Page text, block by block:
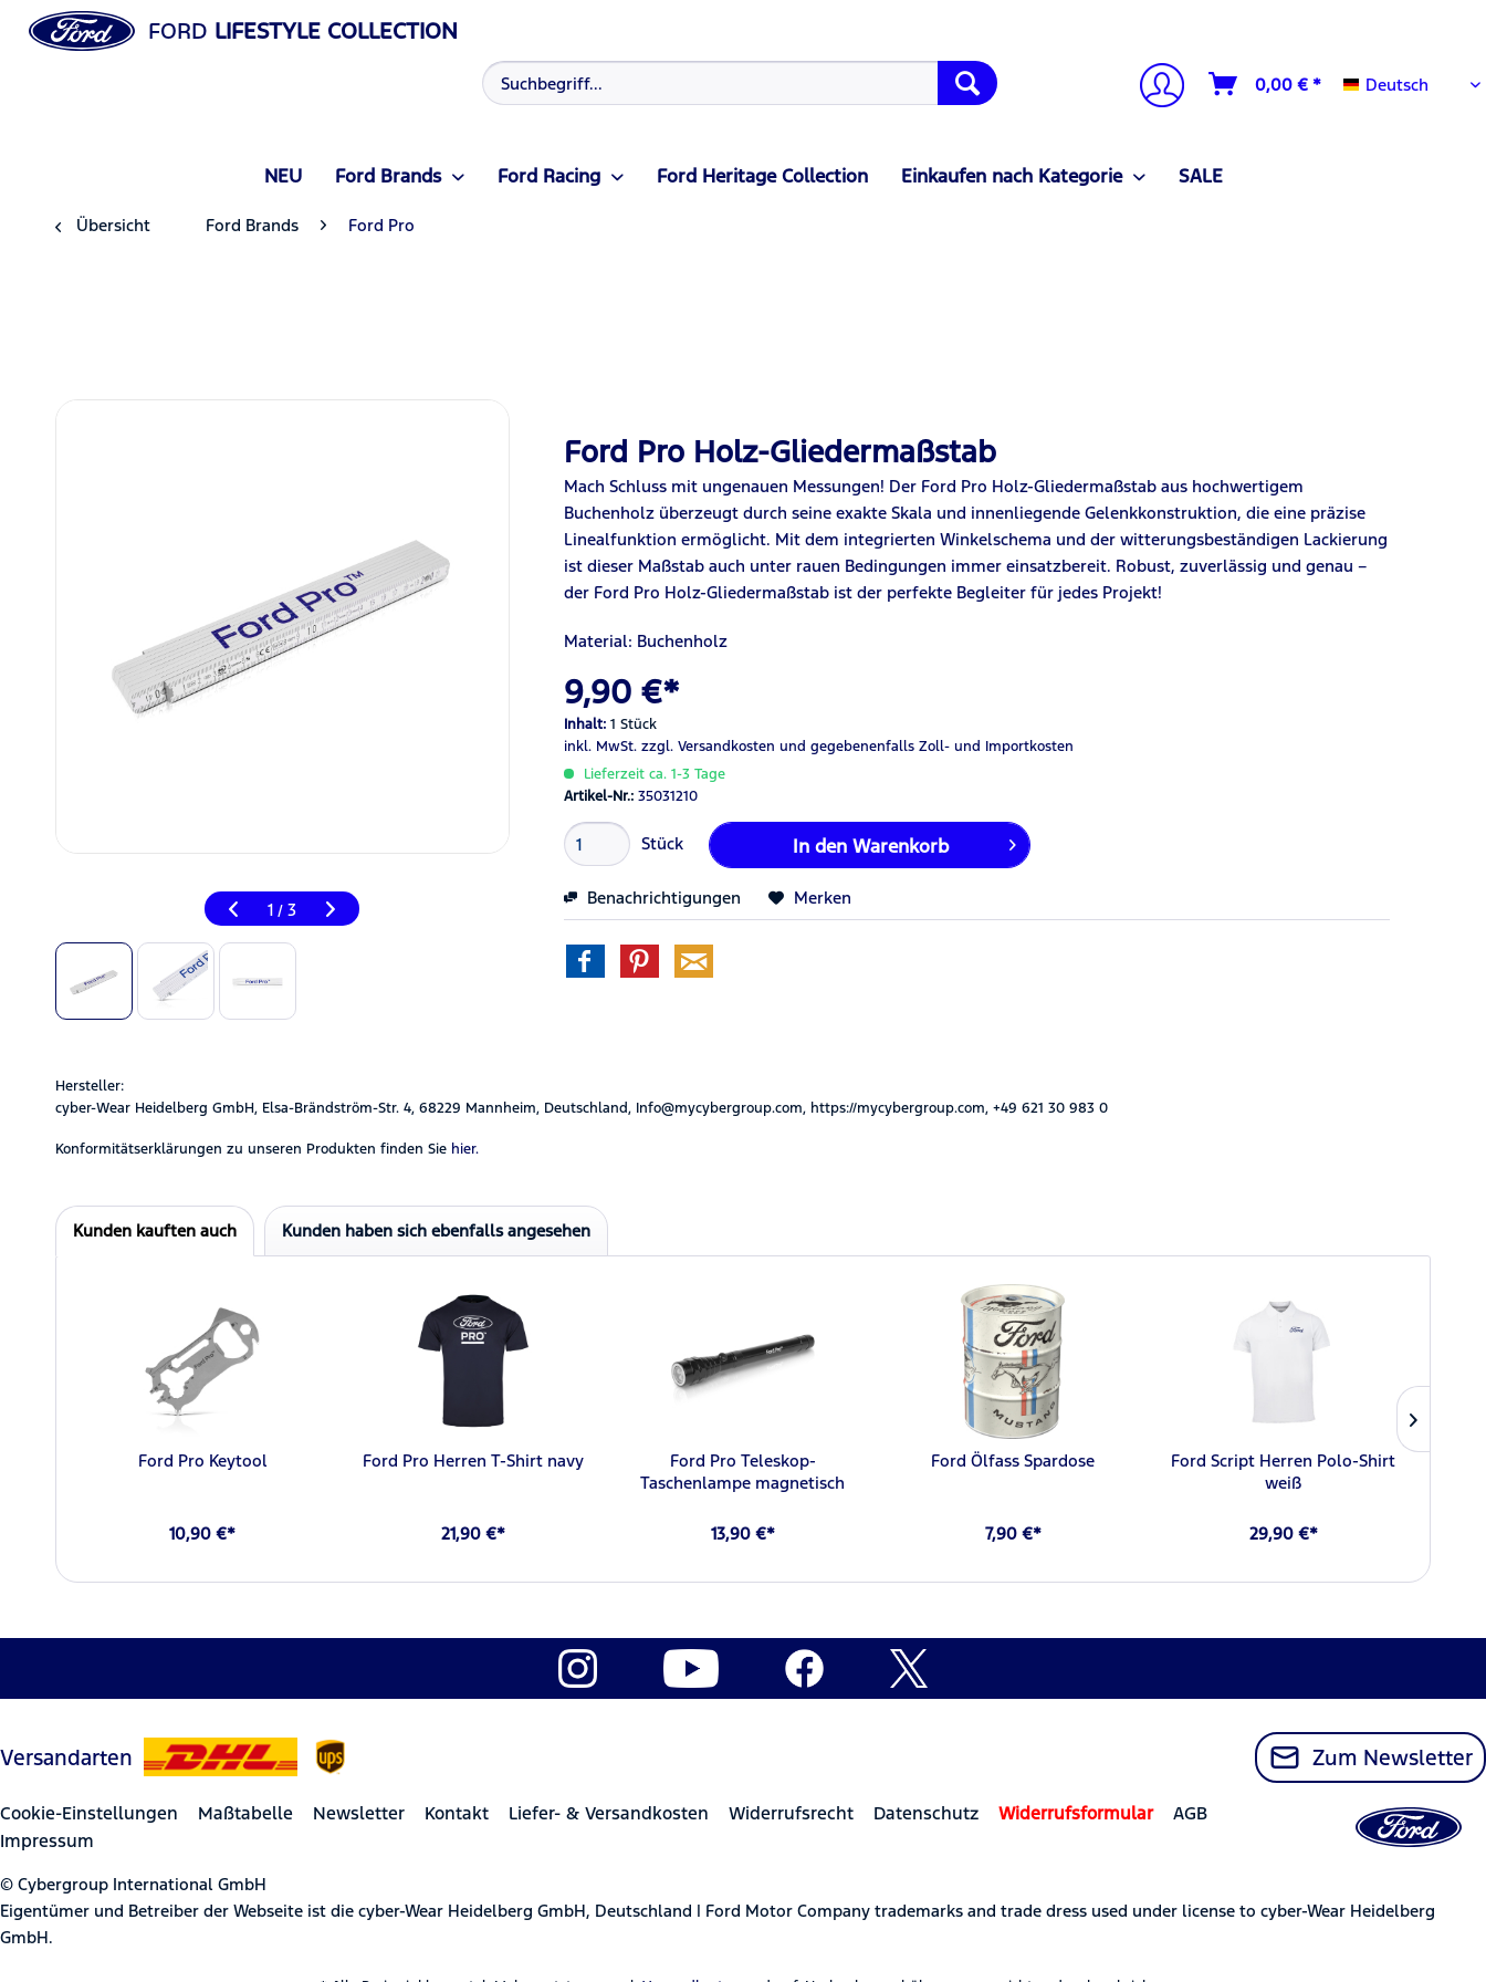
FORD LIFESTYLE COLLECTION
0,00 € * Deutsch
Deutsch
NEU Ford Brands Ford Racing Ford Heritage Collection Einkaufen nach Kategorie SALE
Übersicht Ford Brands Ford Pro
1 / 3
Ford Pro Holz-Gliedermaßstab
Mach Schluss mit ungenauen Messungen! Der Ford Pro Holz-Gliedermaßstab aus hochwertigem
Buchenholz überzeugt durch seine exakte Skala und innenliegende Gelenkkonstruktion, die eine präzise
Linealfunktion ermöglicht. Mit dem integrierten Winkelschema und der witterungsbeständigen Lackierung
ist dieser Maßstab auch unter rauen Bedingungen immer einsatzbereit. Robust, zuverlässig und genau –
der Ford Pro Holz-Gliedermaßstab ist der perfekte Begleiter für jedes Projekt!
Material: Buchenholz
9,90 €*
Inhalt:1 Stück
inkl. MwSt.zzgl. Versandkosten und gegebenenfalls Zoll- und Importkosten
Lieferzeit ca. 1-3 Tage
Artikel-Nr.:35031210
Stück In den Warenkorb
Benachrichtigungen Merken
Hersteller:
cyber-Wear Heidelberg GmbH, Elsa-Brändström-Str. 4, 68229 Mannheim, Deutschland, Info@mycybergroup.com, https://mycybergroup.com, +49 621 30 983 0
Konformitätserklärungen zu unseren Produkten finden Sie hier.
Kunden kauften auch Kunden haben sich ebenfalls angesehen
Ford Pro Keytool
10,90 €*
Ford Pro Herren T-Shirt navy
21,90 €*
Ford Pro Teleskop-
Taschenlampe magnetisch
13,90 €*
Ford Ölfass Spardose
7,90 €*
Ford Script Herren Polo-Shirt
weiß
29,90 €*
Versandarten Zum Newsletter
Cookie-Einstellungen Maßtabelle Newsletter Kontakt Liefer- & Versandkosten Widerrufsrecht Datenschutz Widerrufsformular
AGB
Impressum
© Cybergroup International GmbH
Eigentümer und Betreiber der Webseite ist die cyber-Wear Heidelberg GmbH, Deutschland | Ford Motor Company trademarks and trade dress used under license to cyber-Wear Heidelberg
GmbH.